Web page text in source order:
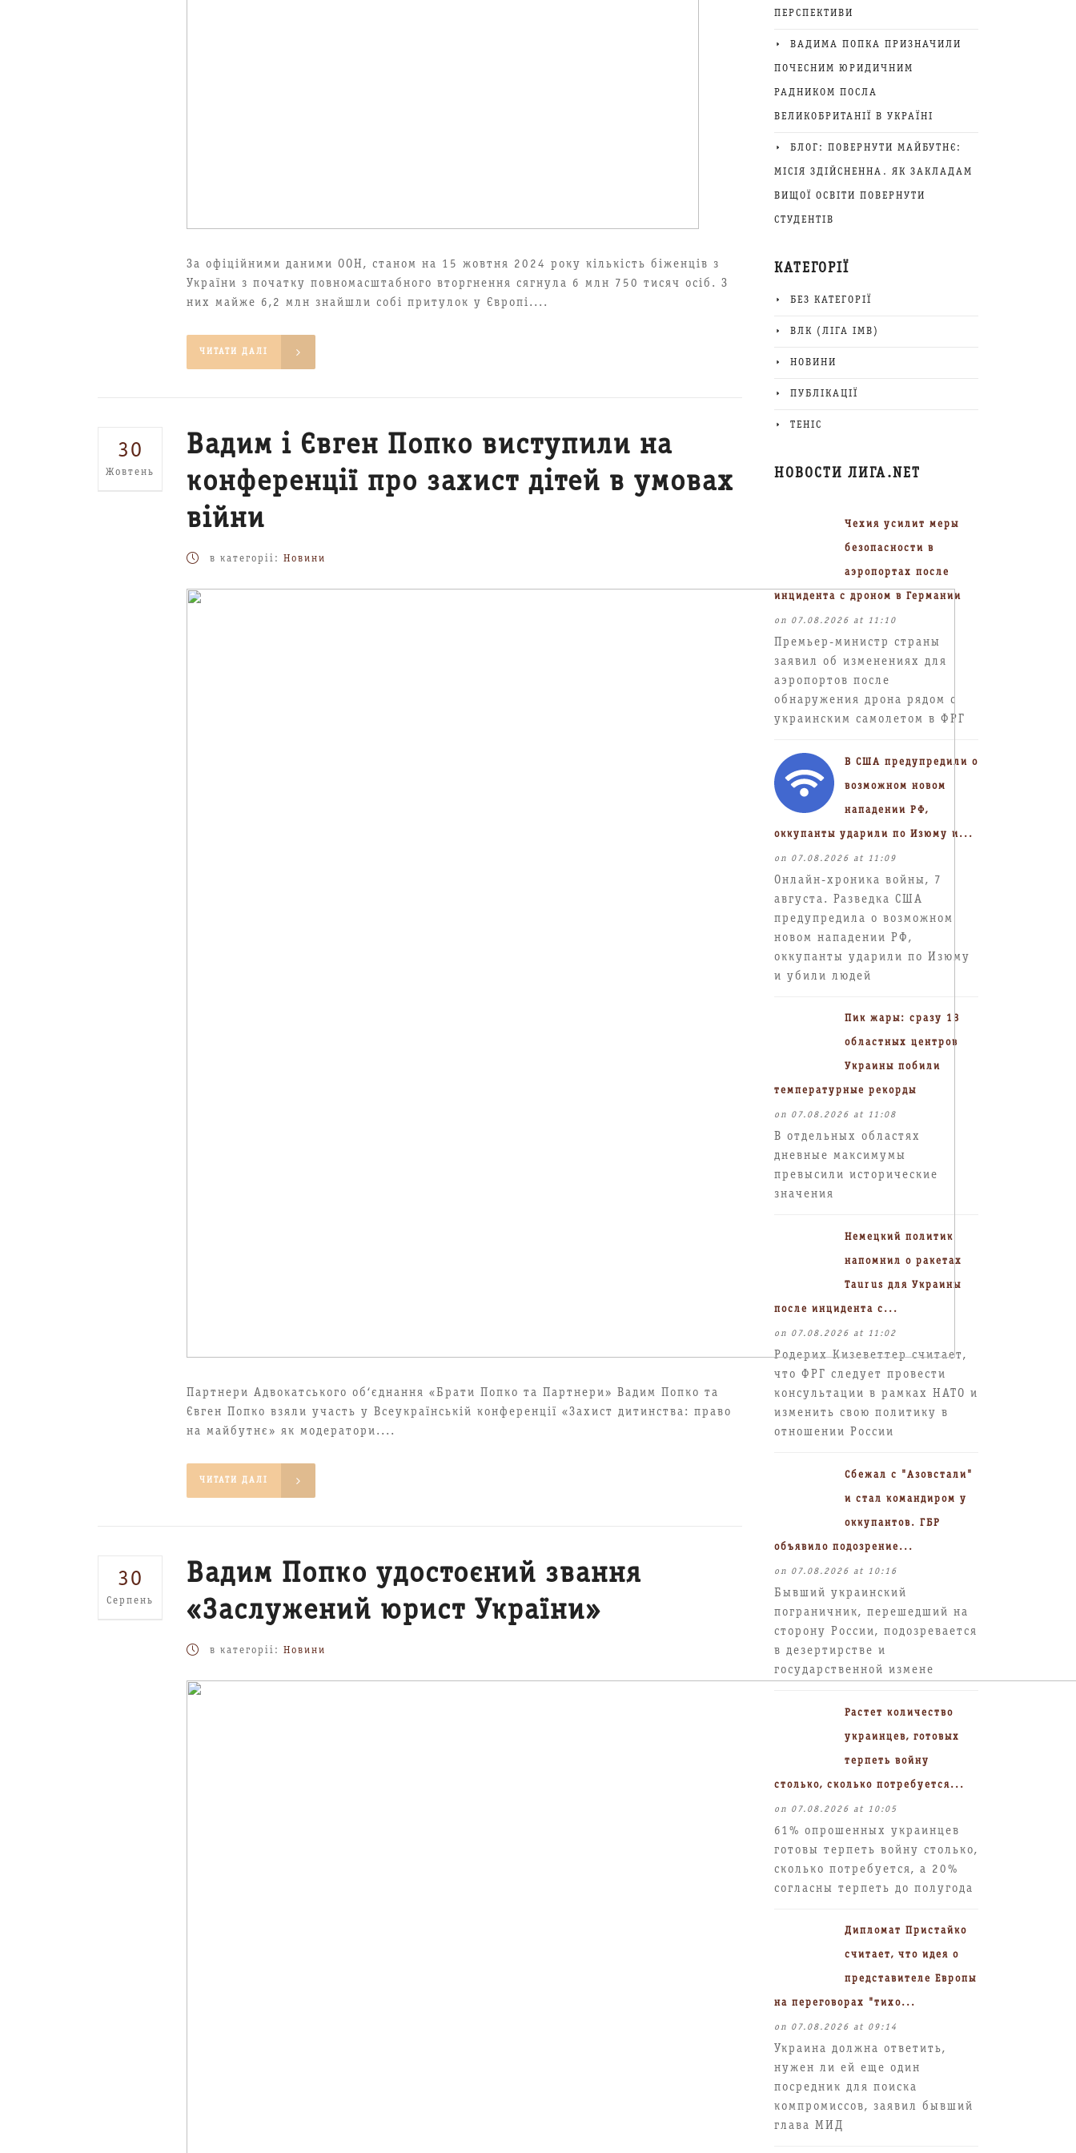
За офіційними даними ООН, станом на 15 жовтня 2024 року кількість біженців з
України з початку повномасштабного вторгнення сягнула 6 млн 750 тисяч осіб. З
них майже 6,2 млн знайшли собі притулок у Європі....
ЧИТАТИ ДАЛІ
30
Жовтень
Вадим і Євген Попко виступили на
конференції про захист дітей в умовах
війни
в категоріі: Новини
Партнери Адвокатського об‘єднання «Брати Попко та Партнери» Вадим Попко та
Євген Попко взяли участь у Всеукраїнській конференції «Захист дитинства: право
на майбутнє» як модератори....
ЧИТАТИ ДАЛІ
30
Серпень
Вадим Попко удостоєний звання
«Заслужений юрист України»
в категоріі: Новини
ПЕРСПЕКТИВИ
ВАДИМА ПОПКА ПРИЗНАЧИЛИ
ПОЧЕСНИМ ЮРИДИЧНИМ
РАДНИКОМ ПОСЛА
ВЕЛИКОБРИТАНІЇ В УКРАЇНІ
БЛОГ: ПОВЕРНУТИ МАЙБУТНЄ:
МІСІЯ ЗДІЙСНЕННА. ЯК ЗАКЛАДАМ
ВИЩОЇ ОСВІТИ ПОВЕРНУТИ
СТУДЕНТІВ
КАТЕГОРІЇ
БЕЗ КАТЕГОРІЇ
ВЛК (ЛІГА ІМВ)
НОВИНИ
ПУБЛІКАЦІЇ
ТЕНІС
НОВОСТИ ЛИГА.NET
Чехия усилит меры
безопасности в
аэропортах после
инцидента с дроном в Германии
on 07.08.2026 at 11:10
Премьер-министр страны
заявил об изменениях для
аэропортов после
обнаружения дрона рядом с
украинским самолетом в ФРГ
В США предупредили о
возможном новом
нападении РФ,
оккупанты ударили по Изюму и...
on 07.08.2026 at 11:09
Онлайн-хроника войны, 7
августа. Разведка США
предупредила о возможном
новом нападении РФ,
оккупанты ударили по Изюму
и убили людей
Пик жары: сразу 13
областных центров
Украины побили
температурные рекорды
on 07.08.2026 at 11:08
В отдельных областях
дневные максимумы
превысили исторические
значения
Немецкий политик
напомнил о ракетах
Taurus для Украины
после инцидента с...
on 07.08.2026 at 11:02
Родерих Кизеветтер считает,
что ФРГ следует провести
консультации в рамках НАТО и
изменить свою политику в
отношении России
Сбежал с "Азовстали"
и стал командиром у
оккупантов. ГБР
объявило подозрение...
on 07.08.2026 at 10:16
Бывший украинский
пограничник, перешедший на
сторону России, подозревается
в дезертирстве и
государственной измене
Растет количество
украинцев, готовых
терпеть войну
столько, сколько потребуется...
on 07.08.2026 at 10:05
61% опрошенных украинцев
готовы терпеть войну столько,
сколько потребуется, а 20%
согласны терпеть до полугода
Дипломат Пристайко
считает, что идея о
представителе Европы
на переговорах "тихо...
on 07.08.2026 at 09:14
Украина должна ответить,
нужен ли ей еще один
посредник для поиска
компромиссов, заявил бывший
глава МИД